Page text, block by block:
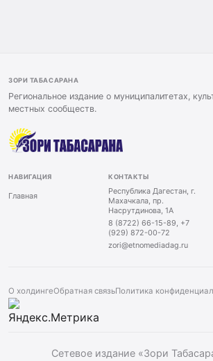
ЗОРИ ТАБАСАРАНА
Региональное издание о муниципалитетах,
местных сообществ.
НАВИГАЦИЯ
Главная
КОНТАКТЫ
Республика Дагестан, г.
Махачкала, пр.
Насрутдинова, 1А
8 (8722) 66-15-89, +7
(929) 872-00-72
zori@etnomediadag.ru
О холдингеОбратная связьПолитика
Сетевое издание «Зори